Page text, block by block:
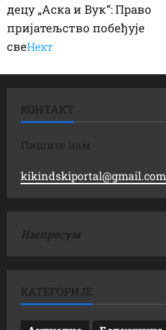
децу „Аска и Вук“: Право
пријатељство побеђује
свеНеxт
КОНТАКТ
Пишите нам
kikindskiportal@gmail.com
Импресум
КАТЕГОРИЈЕ